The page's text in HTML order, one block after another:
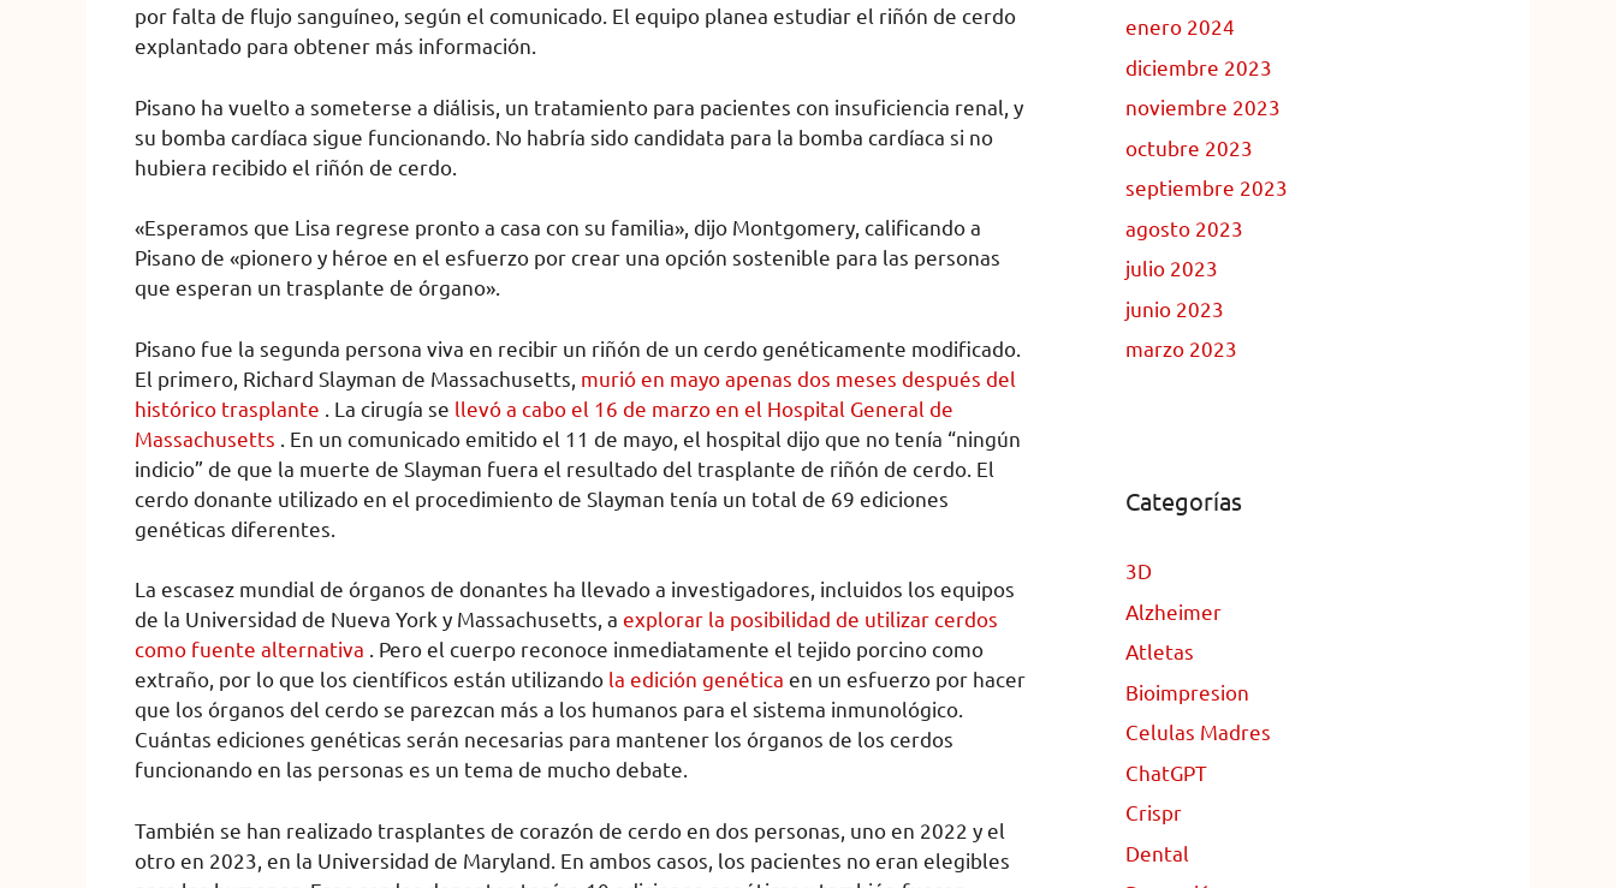
por falta de flujo sanguíneo, según el comunicado. El equipo planea estudiar el riñón de cerdo
explantado para obtener más información.
Pisano ha vuelto a someterse a diálisis, un tratamiento para pacientes con insuficiencia renal, y
su bomba cardíaca sigue funcionando. No habría sido candidata para la bomba cardíaca si no
hubiera recibido el riñón de cerdo.
«Esperamos que Lisa regrese pronto a casa con su familia», dijo Montgomery, calificando a
Pisano de «pionero y héroe en el esfuerzo por crear una opción sostenible para las personas
que esperan un trasplante de órgano».
Pisano fue la segunda persona viva en recibir un riñón de un cerdo genéticamente modificado.
El primero, Richard Slayman de Massachusetts, murió en mayo apenas dos meses después del
histórico trasplante . La cirugía se llevó a cabo el 16 de marzo en el Hospital General de
Massachusetts . En un comunicado emitido el 11 de mayo, el hospital dijo que no tenía “ningún
indicio” de que la muerte de Slayman fuera el resultado del trasplante de riñón de cerdo. El
cerdo donante utilizado en el procedimiento de Slayman tenía un total de 69 ediciones
genéticas diferentes.
La escasez mundial de órganos de donantes ha llevado a investigadores, incluidos los equipos
de la Universidad de Nueva York y Massachusetts, a explorar la posibilidad de utilizar cerdos
como fuente alternativa . Pero el cuerpo reconoce inmediatamente el tejido porcino como
extraño, por lo que los científicos están utilizando la edición genética en un esfuerzo por hacer
que los órganos del cerdo se parezcan más a los humanos para el sistema inmunológico.
Cuántas ediciones genéticas serán necesarias para mantener los órganos de los cerdos
funcionando en las personas es un tema de mucho debate.
También se han realizado trasplantes de corazón de cerdo en dos personas, uno en 2022 y el
otro en 2023, en la Universidad de Maryland. En ambos casos, los pacientes no eran elegibles
enero 2024
diciembre 2023
noviembre 2023
octubre 2023
septiembre 2023
agosto 2023
julio 2023
junio 2023
marzo 2023
Categorías
3D
Alzheimer
Atletas
Bioimpresion
Celulas Madres
ChatGPT
Crispr
Dental